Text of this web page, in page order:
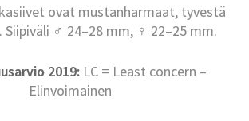
ovat mustanharmaat, tyvestä
Siipiväli ♂ 24–28 mm, ♀ 22–25 mm.
2019: LC = Least concern –
Elinvoimainen